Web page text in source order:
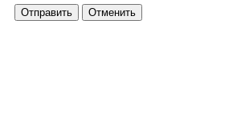
Отправить Отменить